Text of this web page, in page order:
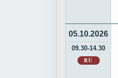
05.10.2026
09.30-14.30
RU